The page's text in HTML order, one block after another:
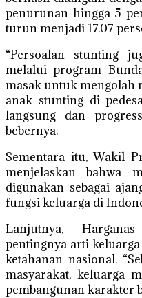
penurunan hingga 5
turun menjadi 17.07
“Persoalan stunting
melalui program
masak untuk mengolah
anak stunting di
langsung dan
bebernya.
Sementara itu, Wakil
menjelaskan bahwa
digunakan sebagai
fungsi keluarga di
Lanjutnya,
pentingnya arti
ketahanan nasional.
masyarakat, keluarga
pembangunan karakter